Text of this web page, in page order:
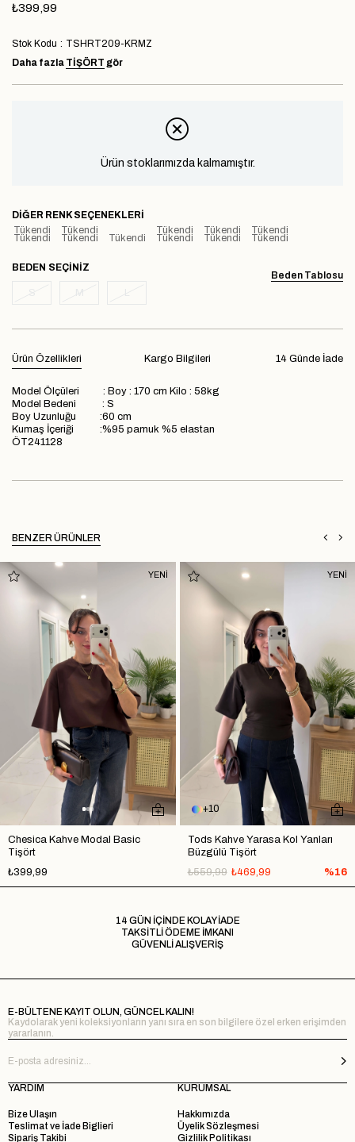
₺399,99
Stok Kodu
TSHRT209-KRMZ
Daha fazla TIŞÖRT gör
Ürün stoklarımızda kalmamıştır.
DIĞER RENK SEÇENEKLERI
Tükendi
Tükendi Tükendi Tükendi Tükendi
Tükendi Tükendi Tükendi Tükendi Tükendi Tükendi
Beden Tablosu
BEDEN
Ürün Özellikleri 14 Günde İade
Kargo Bilgileri
Model Ölçüleri : Boy : 170 cm Kilo : 58kg
Model Bedeni : S
Boy Uzunluğu :60 cm
Kumaş İçeriği :%95 pamuk %5 elastan
ÖT241128
BENZER ÜRÜNLER
Chesica Kahve Modal Basic
Tişört
₺399,99
YENİ
10
Tods Kahve Yarasa Kol Yanları
Büzgülü Tişört
₺469,99
₺559,99 %16
YENİ
14 GÜN İÇİNDE KOLAY İADE
TAKSİTLİ ÖDEME İMKANI
GÜVENLİ ALIŞVERİŞ
E-BÜLTENE KAYIT OLUN, GÜNCEL KALIN!
Kaydolarak yeni koleksiyonların yanı sıra en son bilgilere özel erken erişimden
yararlanın.
YARDIM
Bize Ulaşın
Teslimat ve İade Biglieri
Sipariş Takibi
KURUMSAL
Hakkımızda
Üyelik Sözleşmesi
Gizlilik Politikası